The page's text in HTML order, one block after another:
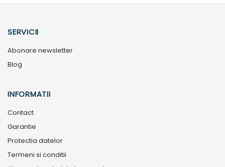
SERVICII
Abonare newsletter
Blog
INFORMATII
Contact
Garantie
Protectia datelor
Termeni si conditii